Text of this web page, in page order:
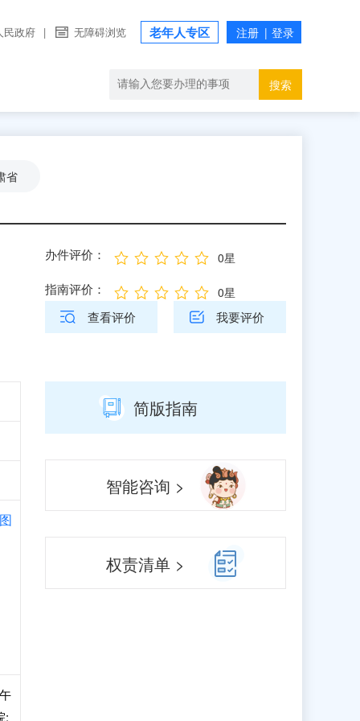
民政府 | 无障碍浏览 老年人专区
搜索
省
办件评价： 0星
指南评价： 0星
查看评价 我要评价
:
简版指南
智能咨询 >
权责清单 >